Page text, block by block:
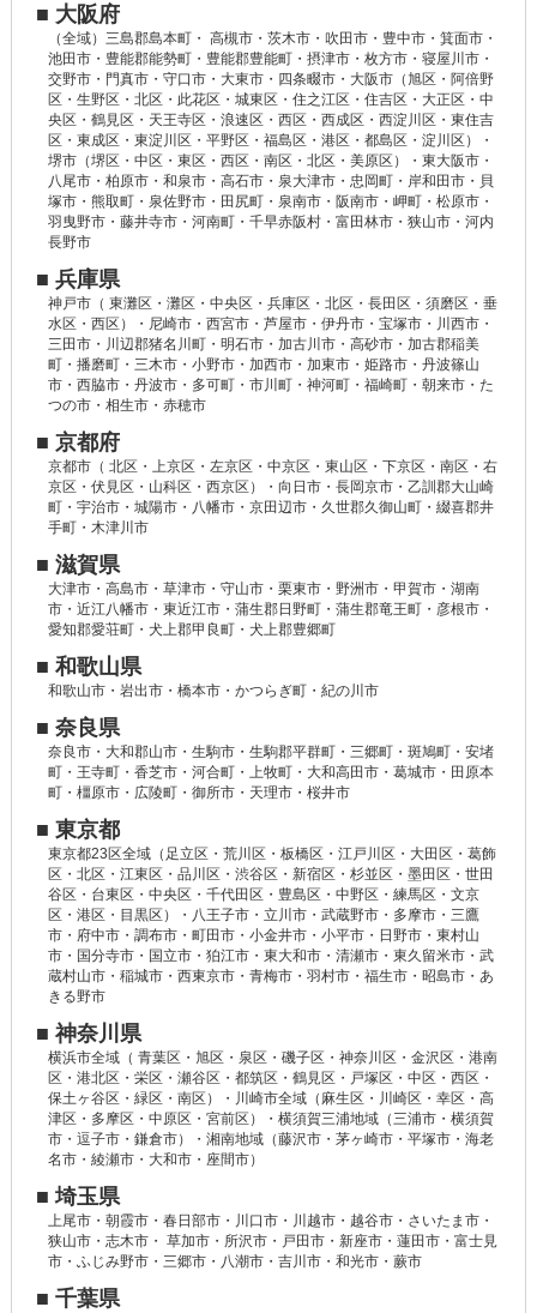
■ 大阪府
（全域）三島郡島本町・ 高槻市・茨木市・吹田市・豊中市・箕面市・
池田市・豊能郡能勢町・豊能郡豊能町・摂津市・枚方市・寝屋川市・
交野市・門真市・守口市・大東市・四条畷市・大阪市（旭区・阿倍野
区・生野区・北区・此花区・城東区・住之江区・住吉区・大正区・中
央区・鶴見区・天王寺区・浪速区・西区・西成区・西淀川区・東住吉
区・東成区・東淀川区・平野区・福島区・港区・都島区・淀川区）・
堺市（堺区・中区・東区・西区・南区・北区・美原区）・東大阪市・
八尾市・柏原市・和泉市・高石市・泉大津市・忠岡町・岸和田市・貝
塚市・熊取町・泉佐野市・田尻町・泉南市・阪南市・岬町・松原市・
羽曳野市・藤井寺市・河南町・千早赤阪村・富田林市・狭山市・河内
長野市
■ 兵庫県
神戸市（ 東灘区・灘区・中央区・兵庫区・北区・長田区・須磨区・垂
水区・西区）・尼崎市・西宮市・芦屋市・伊丹市・宝塚市・川西市・
三田市・川辺郡猪名川町・明石市・加古川市・高砂市・加古郡稲美
町・播磨町・三木市・小野市・加西市・加東市・姫路市・丹波篠山
市・西脇市・丹波市・多可町・市川町・神河町・福崎町・朝来市・た
つの市・相生市・赤穂市
■ 京都府
京都市（ 北区・上京区・左京区・中京区・東山区・下京区・南区・右
京区・伏見区・山科区・西京区）・向日市・長岡京市・乙訓郡大山崎
町・宇治市・城陽市・八幡市・京田辺市・久世郡久御山町・綴喜郡井
手町・木津川市
■ 滋賀県
大津市・高島市・草津市・守山市・栗東市・野洲市・甲賀市・湖南
市・近江八幡市・東近江市・蒲生郡日野町・蒲生郡竜王町・彦根市・
愛知郡愛荘町・犬上郡甲良町・犬上郡豊郷町
■ 和歌山県
和歌山市・岩出市・橋本市・かつらぎ町・紀の川市
■ 奈良県
奈良市・大和郡山市・生駒市・生駒郡平群町・三郷町・斑鳩町・安堵
町・王寺町・香芝市・河合町・上牧町・大和高田市・葛城市・田原本
町・橿原市・広陵町・御所市・天理市・桜井市
■ 東京都
東京都23区全域（足立区・荒川区・板橋区・江戸川区・大田区・葛飾
区・北区・江東区・品川区・渋谷区・新宿区・杉並区・墨田区・世田
谷区・台東区・中央区・千代田区・豊島区・中野区・練馬区・文京
区・港区・目黒区）・八王子市・立川市・武蔵野市・多摩市・三鷹
市・府中市・調布市・町田市・小金井市・小平市・日野市・東村山
市・国分寺市・国立市・狛江市・東大和市・清瀬市・東久留米市・武
蔵村山市・稲城市・西東京市・青梅市・羽村市・福生市・昭島市・あ
きる野市
■ 神奈川県
横浜市全域（ 青葉区・旭区・泉区・磯子区・神奈川区・金沢区・港南
区・港北区・栄区・瀬谷区・都筑区・鶴見区・戸塚区・中区・西区・
保土ヶ谷区・緑区・南区）・川崎市全域（麻生区・川崎区・幸区・高
津区・多摩区・中原区・宮前区）・横須賀三浦地域（三浦市・横須賀
市・逗子市・鎌倉市）・湘南地域（藤沢市・茅ヶ崎市・平塚市・海老
名市・綾瀬市・大和市・座間市）
■ 埼玉県
上尾市・朝霞市・春日部市・川口市・川越市・越谷市・さいたま市・
狭山市・志木市・ 草加市・所沢市・戸田市・新座市・蓮田市・富士見
市・ふじみ野市・三郷市・八潮市・吉川市・和光市・蕨市
■ 千葉県